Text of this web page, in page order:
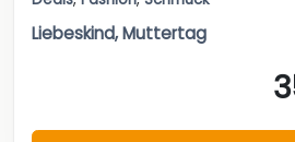
Liebeskind, Muttertag